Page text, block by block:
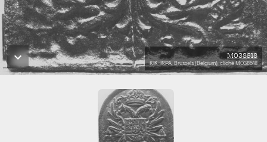
M038518
KIK-IRPA, Brussels (Belgium), cliché M038518